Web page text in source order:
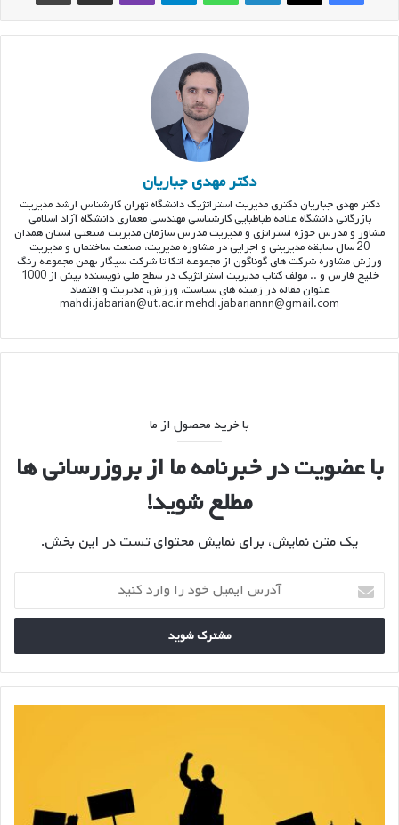
دکتر مهدی جباریان
دکتر مهدی جباریان دکتری مدیریت استراتژیک دانشگاه تهران کارشناس ارشد مدیریت
بازرگانی دانشگاه علامه طباطبایی کارشناسی مهندسی معماری دانشگاه آزاد اسلامی
مشاور و مدرس حوزه استراتژی و مدیریت مدرس سازمان مدیریت صنعتی استان همدان
20 سال سابقه مدیریتی و اجرایی در مشاوره مدیریت، صنعت ساختمان و مدیریت
ورزش مشاوره شرکت های گوناگون از مجموعه اتکا تا شرکت سیگار بهمن مجموعه رنگ
خلیج فارس و .. مولف کتاب مدیریت استراتژیک در سطح ملی نویسنده بیش از 1000
عنوان مقاله در زمینه های سیاست، ورزش، مدیریت و اقتصاد
mahdi.jabarian@ut.ac.ir mehdi.jabariannn@gmail.com
با خرید محصول از ما
با عضویت در خبرنامه ما از بروزرسانی ها
مطلع شوید!
یک متن نمایش، برای نمایش محتوای تست در این بخش.
آدرس
ایمیل
خود
را
کنید
سیاست‌